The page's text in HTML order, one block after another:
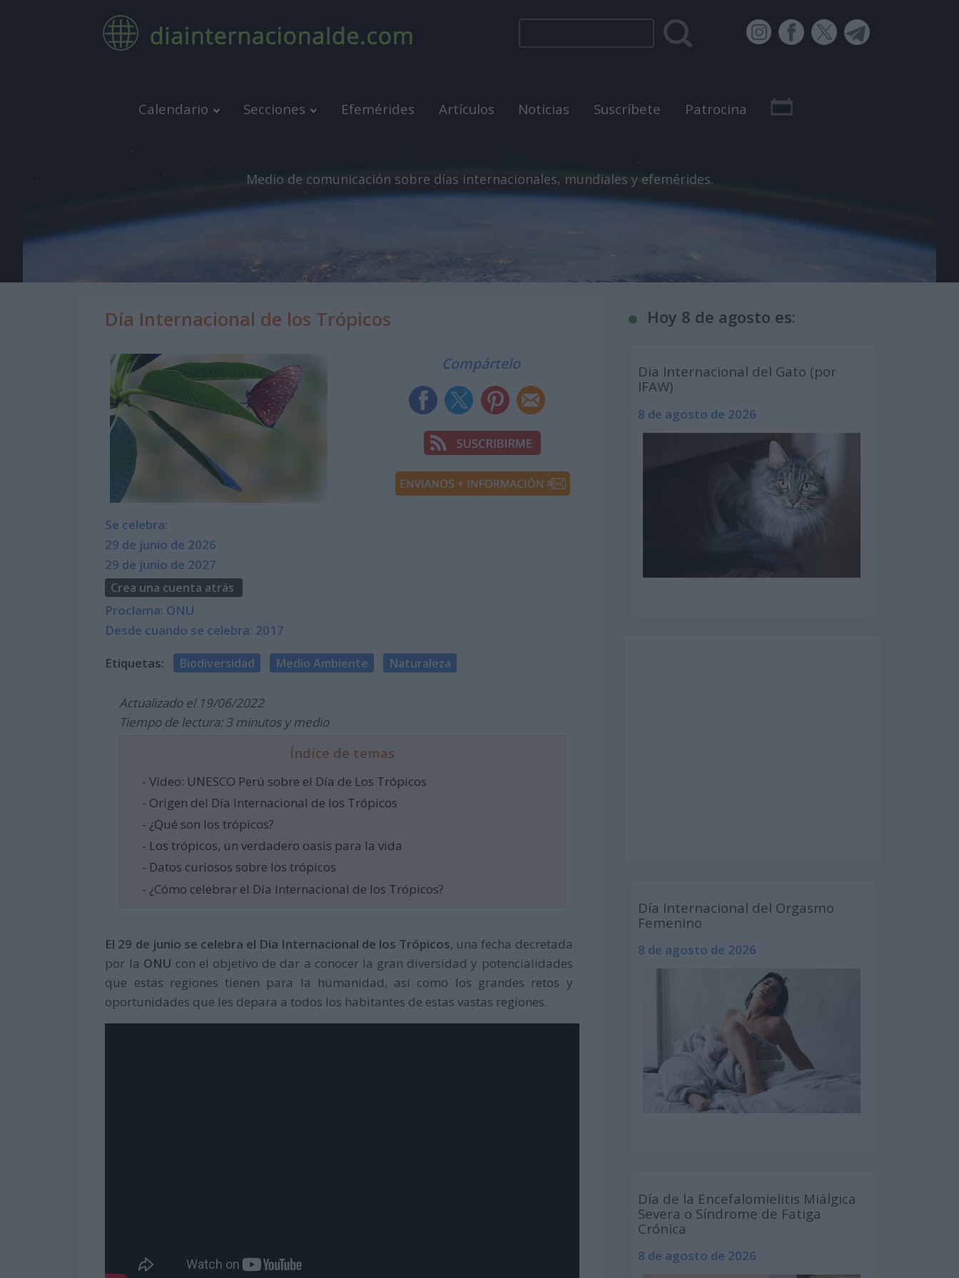
Calendario Secciones Efemérides Artículos Noticias Suscríbete Patrocina
Medio de comunicación sobre días internacionales, mundiales y efemérides.
Día Internacional de los Trópicos
Compártelo
Se celebra:
29 de junio de 2026
29 de junio de 2027
Crea una cuenta atrás
Proclama: ONU
Desde cuando se celebra: 2017
Etiquetas: Biodiversidad Medio Ambiente Naturaleza
Actualizado el 19/06/2022
Tiempo de lectura: 3 minutos y medio
Índice de temas
- Vídeo: UNESCO Perú sobre el Día de Los Trópicos
- Origen del Día Internacional de los Trópicos
- ¿Qué son los trópicos?
- Los trópicos, un verdadero oasis para la vida
- Datos curiosos sobre los trópicos
- ¿Cómo celebrar el Día Internacional de los Trópicos?
El 29 de junio se celebra el Día Internacional de los Trópicos, una fecha decretada
por la ONU con el objetivo de dar a conocer la gran diversidad y potencialidades
que estas regiones tienen para la humanidad, así como los grandes retos y
oportunidades que les depara a todos los habitantes de estas vastas regiones.
Hoy 8 de agosto es:
Dia Internacional del Gato (por
IFAW)
8 de agosto de 2026
Día Internacional del Orgasmo
Femenino
8 de agosto de 2026
Día de la Encefalomielitis Miálgica
Severa o Síndrome de Fatiga
Crónica
8 de agosto de 2026